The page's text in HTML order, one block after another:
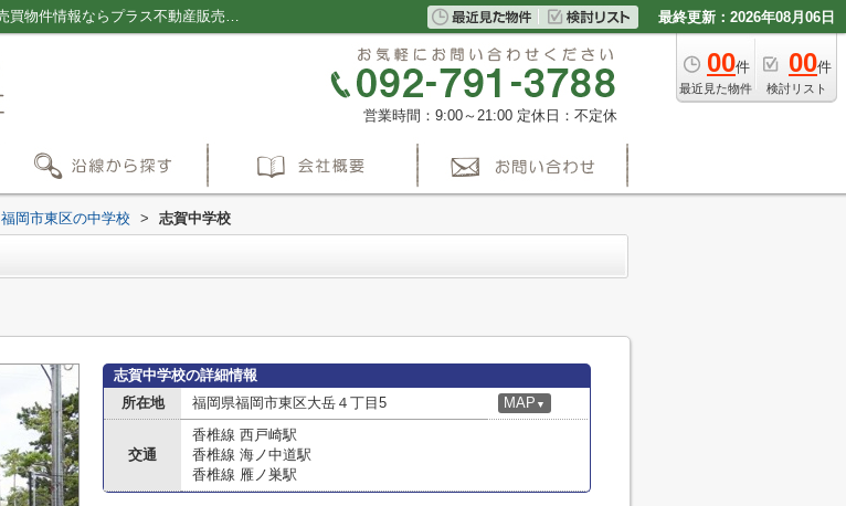
志賀中学校情報ページ｜福岡の新築一戸建て・仲介手数料無料の売買物件情報ならプラス不動産販売株式会社 最終更新：2026年08月06日
00件
最近見た物件
00件
検討リスト
営業時間：9:00～21:00 定休日：不定休
福岡市東区の中学校 > 志賀中学校
志賀中学校の詳細情報
所在地
福岡県福岡市東区大岳４丁目5 MAP ▼
交通
香椎線 西戸崎駅
香椎線 海ノ中道駅
香椎線 雁ノ巣駅